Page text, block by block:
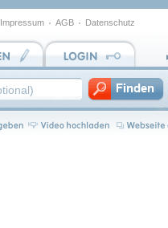
Impressum AGB Datenschutz